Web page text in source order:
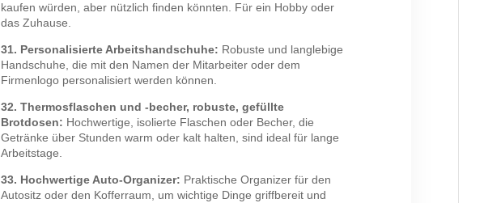
kaufen würden, aber nützlich finden könnten. Für ein Hobby oder
das Zuhause.
31. Personalisierte Arbeitshandschuhe: Robuste und langlebige
Handschuhe, die mit den Namen der Mitarbeiter oder dem
Firmenlogo personalisiert werden können.
32. Thermosflaschen und -becher, robuste, gefüllte
Brotdosen: Hochwertige, isolierte Flaschen oder Becher, die
Getränke über Stunden warm oder kalt halten, sind ideal für lange
Arbeitstage.
33. Hochwertige Auto-Organizer: Praktische Organizer für den
Autositz oder den Kofferraum, um wichtige Dinge griffbereit und